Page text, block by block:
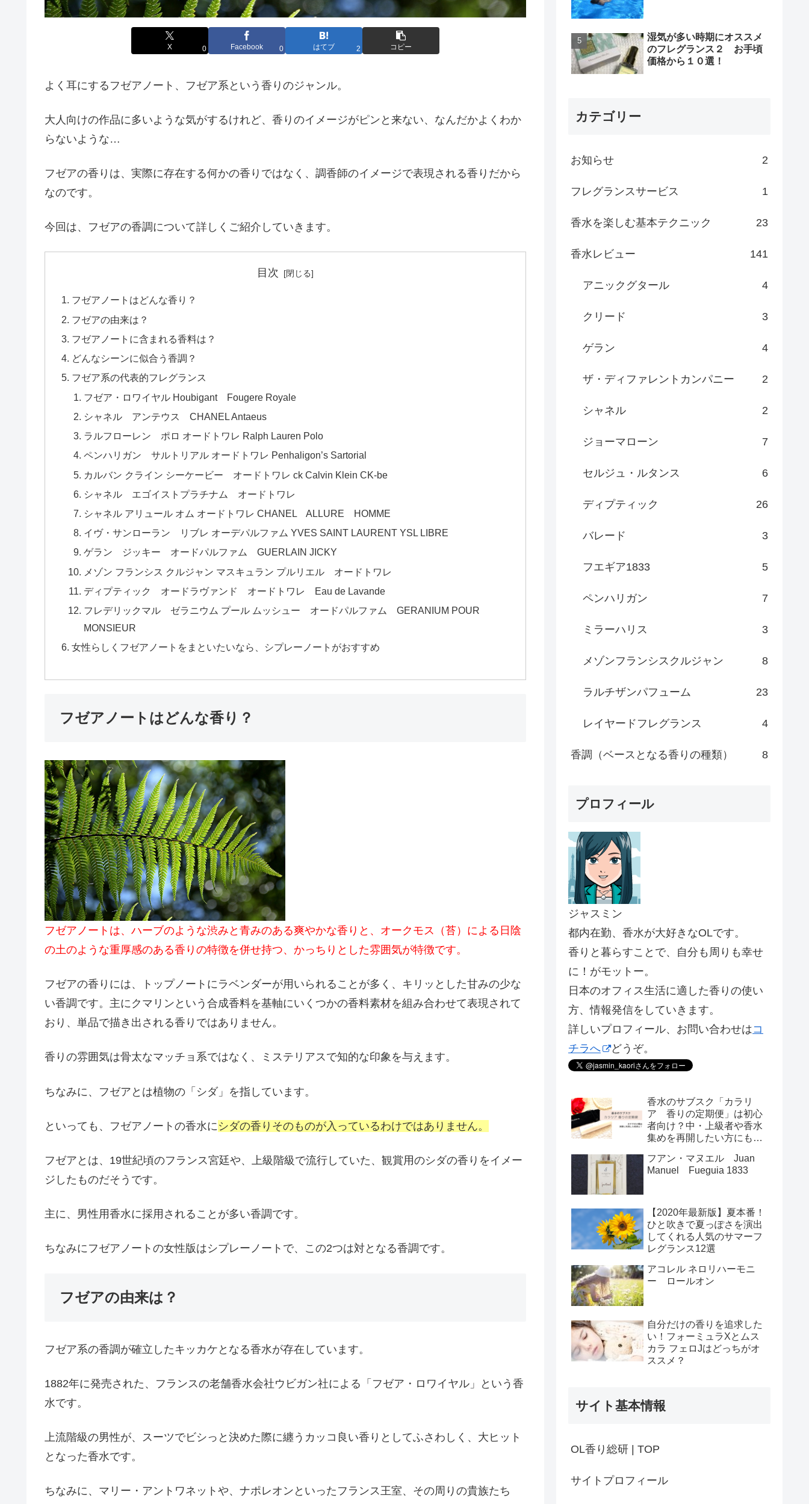
X 0 Facebook 0 はてブ 2 コピー
よく耳にするフゼアノート、フゼア系という香りのジャンル。
大人向けの作品に多いような気がするけれど、香りのイメージがピンと来ない、なんだかよくわか
らないような…
フゼアの香りは、実際に存在する何かの香りではなく、調香師のイメージで表現される香りだから
なのです。
今回は、フゼアの香調について詳しくご紹介していきます。
目次
フゼアノートはどんな香り？
フゼアの由来は？
フゼアノートに含まれる香料は？
どんなシーンに似合う香調？
フゼア系の代表的フレグランス
フゼア・ロワイヤル Houbigant Fougere Royale
シャネル アンテウス CHANEL Antaeus
ラルフローレン ポロ オードトワレ Ralph Lauren Polo
ペンハリガン サルトリアル オードトワレ Penhaligon’s Sartorial
カルバン クライン シーケービー オードトワレ ck Calvin Klein CK-be
シャネル エゴイストプラチナム オードトワレ
シャネル アリュール オム オードトワレ CHANEL ALLURE HOMME
イヴ・サンローラン リブレ オーデパルファム YVES SAINT LAURENT YSL LIBRE
ゲラン ジッキー オードパルファム GUERLAIN JICKY
メゾン フランシス クルジャン マスキュラン プルリエル オードトワレ
ディプティック オードラヴァンド オードトワレ Eau de Lavande
フレデリックマル ゼラニウム プール ムッシュー オードパルファム GERANIUM POUR
MONSIEUR
女性らしくフゼアノートをまといたいなら、シプレーノートがおすすめ
フゼアノートはどんな香り？
フゼアノートは、ハーブのような渋みと青みのある爽やかな香りと、オークモス（苔）による日陰
の土のような重厚感のある香りの特徴を併せ持つ、かっちりとした雰囲気が特徴です。
フゼアの香りには、トップノートにラベンダーが用いられることが多く、キリッとした甘みの少な
い香調です。主にクマリンという合成香料を基軸にいくつかの香料素材を組み合わせて表現されて
おり、単品で描き出される香りではありません。
香りの雰囲気は骨太なマッチョ系ではなく、ミステリアスで知的な印象を与えます。
ちなみに、フゼアとは植物の「シダ」を指しています。
といっても、フゼアノートの香水に シダの香りそのものが入っているわけではありません。
フゼアとは、19世紀頃のフランス宮廷や、上級階級で流行していた、観賞用のシダの香りをイメー
ジしたものだそうです。
主に、男性用香水に採用されることが多い香調です。
ちなみにフゼアノートの女性版はシプレーノートで、この2つは対となる香調です。
フゼアの由来は？
フゼア系の香調が確立したキッカケとなる香水が存在しています。
1882年に発売された、フランスの老舗香水会社ウビガン社による「フゼア・ロワイヤル」という香
水です。
上流階級の男性が、スーツでビシっと決めた際に纏うカッコ良い香りとしてふさわしく、大ヒット
となった香水です。
ちなみに、マリー・アントワネットや、ナポレオンといったフランス王室、その周りの貴族たち
湿気が多い時期にオススメ
のフレグランス２ お手頃
価格から１０選！
カテゴリー
お知らせ 2
フレグランスサービス 1
香水を楽しむ基本テクニック 23
香水レビュー 141
アニックグタール 4
クリード 3
ゲラン 4
ザ・ディファレントカンパニー 2
シャネル 2
ジョーマローン 7
セルジュ・ルタンス 6
ディプティック 26
バレード 3
フエギア1833 5
ペンハリガン 7
ミラーハリス 3
メゾンフランシスクルジャン 8
ラルチザンパフューム 23
レイヤードフレグランス 4
香調（ベースとなる香りの種類） 8
プロフィール
ジャスミン
都内在勤、香水が大好きなOLです。
香りと暮らすことで、自分も周りも幸せ
に！がモットー。
日本のオフィス生活に適した香りの使い
方、情報発信をしていきます。
詳しいプロフィール、お問い合わせはコ
チラへ
どうぞ。
香水のサブスク「カラリ
ア 香りの定期便」は初心
者向け？中・上級者や香水
集めを再開したい方にもお
フアン・マヌエル Juan
Manuel Fueguia 1833
【2020年最新版】夏本番！
ひと吹きで夏っぽさを演出
してくれる人気のサマーフ
レグランス12選
アコレル ネロリハーモニ
ー ロールオン
自分だけの香りを追求した
い！フォーミュラXとムス
カラ フェロJはどっちがオ
ススメ？
サイト基本情報
OL香り総研 | TOP
サイトプロフィール